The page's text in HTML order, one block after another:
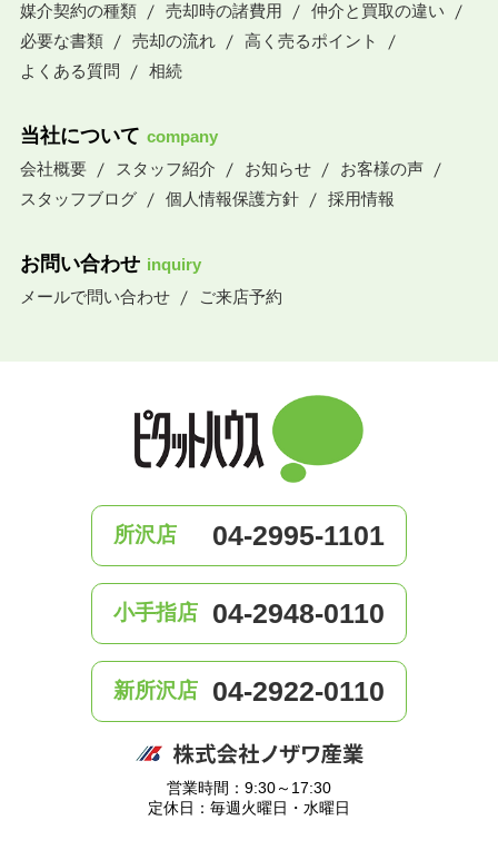
媒介契約の種類
売却時の諸費用
仲介と買取の違い
必要な書類
売却の流れ
高く売るポイント
よくある質問
相続
当社について company
会社概要
スタッフ紹介 お知らせ
お客様の声
スタッフブログ
個人情報保護方針 採用情報
お問い合わせ inquiry
メールで問い合わせ
ご来店予約
所沢店 04-2995-1101
小手指店 04-2948-0110
新所沢店 04-2922-0110
営業時間：9:30～17:30
定休日：毎週火曜日・水曜日